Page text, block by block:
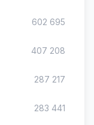
602 695
407 208
287 217
283 441